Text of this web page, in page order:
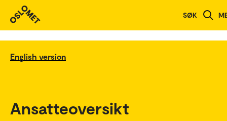
SØK
English version
Ansatteoversikt